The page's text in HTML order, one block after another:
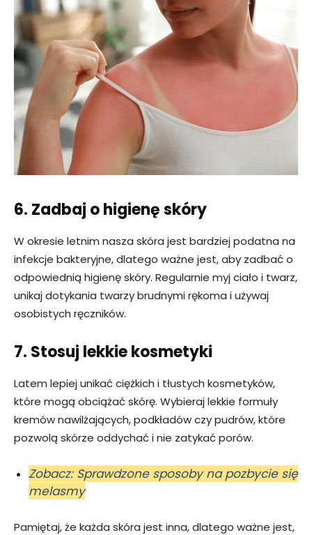
6. Zadbaj o higienę skóry
W okresie letnim nasza skóra jest bardziej podatna na
infekcje bakteryjne, dlatego ważne jest, aby zadbać o
odpowiednią higienę skóry. Regularnie myj ciało i twarz,
unikaj dotykania twarzy brudnymi rękoma i używaj
osobistych ręczników.
7. Stosuj lekkie kosmetyki
Latem lepiej unikać ciężkich i tłustych kosmetyków,
które mogą obciążać skórę. Wybieraj lekkie formuły
kremów nawilżających, podkładów czy pudrów, które
pozwolą skórze oddychać i nie zatykać porów.
Zobacz: Sprawdzone sposoby na pozbycie się
melasmy
Pamiętaj, że każda skóra jest inna, dlatego ważne jest,